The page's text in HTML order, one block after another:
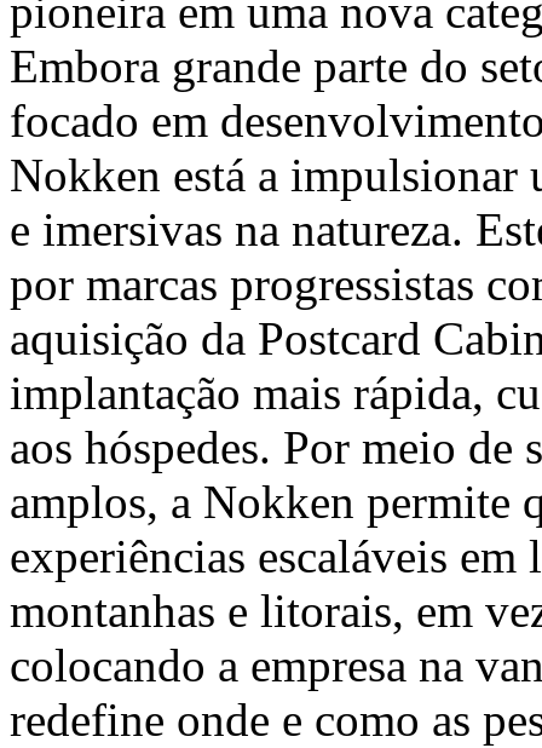
pioneira em uma nova
Embora grande parte do
focado em
Nokken está a impulsionar
e imersivas na natureza.
por marcas progressistas
aquisição da Postcard
implantação mais rápida,
aos hóspedes. Por meio de
amplos, a Nokken permite
experiências escaláveis
montanhas e litorais, em
colocando a empresa na
redefine onde e como as